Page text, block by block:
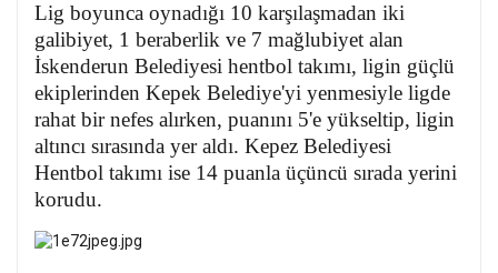
Lig boyunca oynadığı 10 karşılaşmadan iki
galibiyet, 1 beraberlik ve 7 mağlubiyet alan
İskenderun Belediyesi hentbol takımı, ligin güçlü
ekiplerinden Kepek Belediye'yi yenmesiyle ligde
rahat bir nefes alırken, puanını 5'e yükseltip, ligin
altıncı sırasında yer aldı. Kepez Belediyesi
Hentbol takımı ise 14 puanla üçüncü sırada yerini
korudu.